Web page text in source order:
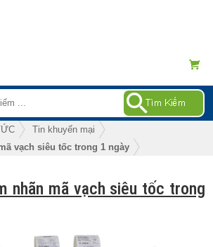
Tin khuyến mại
vạch siêu tốc trong 1 ngày
nhãn mã vạch siêu tốc trong